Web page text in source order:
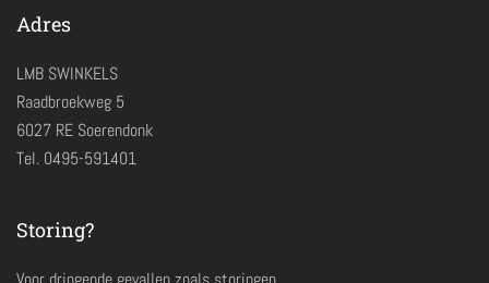
Adres
LMB SWINKELS
Raadbroekweg 5
6027 RE Soerendonk
Tel. 0495-591401
Storing?